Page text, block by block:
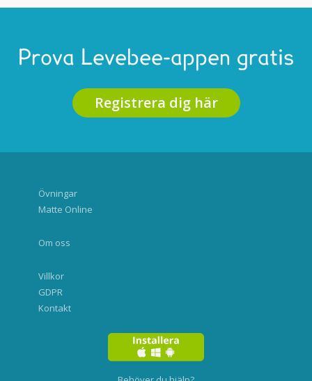
Prova Levebee-appen gratis
Registrera dig här
Övningar
Matte Online
Om oss
Villkor
GDPR
Kontakt